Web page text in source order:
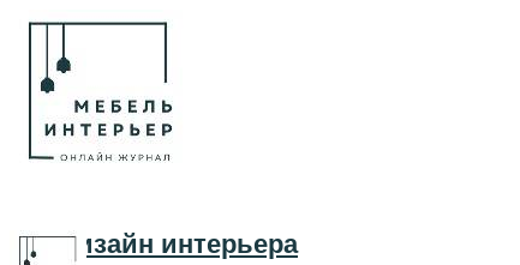
Дизайн интерьера